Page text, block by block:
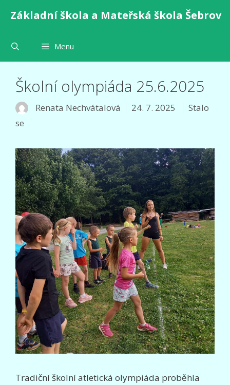
Základní škola a Mateřská škola Šebrov
Menu
Školní olympiáda 25.6.2025
Renata Nechvátalová 24. 7. 2025 Rubriky
Stalo
se
Tradiční školní atletická olympiáda proběhla